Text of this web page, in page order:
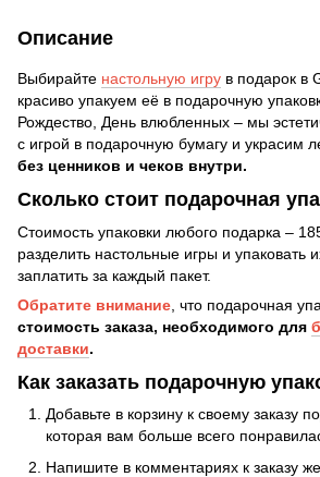
Описание
Выбирайте настольную игру в подарок в
красиво упакуем её в подарочную
Рождество, День влюбленных – мы
с игрой в подарочную бумагу и украсим
без ценников и чеков внутри.
Сколько стоит подарочная
Стоимость упаковки любого подарка –
разделить настольные игры и упаковать
заплатить за каждый пакет.
Обратите внимание , что подарочная
стоимость заказа, необходимого для
доставки.
Как заказать подарочную
Добавьте в корзину к своему заказу
которая вам больше всего
Напишите в комментариях к заказу